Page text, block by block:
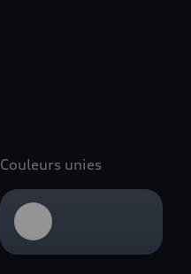
Couleurs unies